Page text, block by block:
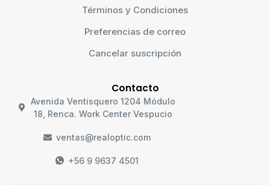
Términos y Condiciones
Preferencias de correo
Cancelar suscripción
Contacto
Avenida Ventisquero 1204 Módulo
18, Renca. Work Center Vespucio
ventas@realoptic.com
+56 9 9637 4501